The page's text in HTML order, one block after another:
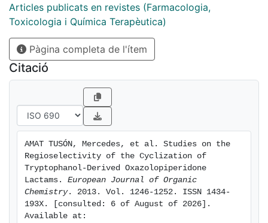
Articles publicats en revistes (Farmacologia,
Toxicologia i Química Terapèutica)
Pàgina completa de l'ítem
Citació
AMAT TUSÓN, Mercedes, et al. Studies on the
Regioselectivity of the Cyclization of
Tryptophanol-Derived Oxazolopiperidone
Lactams. European Journal of Organic
Chemistry. 2013. Vol. 1246-1252. ISSN 1434-
193X. [consulted: 6 of August of 2026].
Available at: